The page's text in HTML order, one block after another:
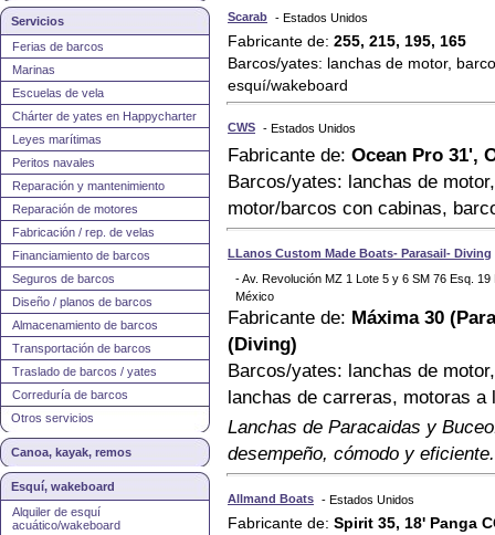
Servicios
Ferias de barcos
Marinas
Escuelas de vela
Chárter de yates en Happycharter
Leyes marítimas
Peritos navales
Reparación y mantenimiento
Reparación de motores
Fabricación / rep. de velas
Financiamiento de barcos
Seguros de barcos
Diseño / planos de barcos
Almacenamiento de barcos
Transportación de barcos
Traslado de barcos / yates
Correduría de barcos
Otros servicios
Canoa, kayak, remos
Esquí, wakeboard
Alquiler de esquí
acuático/wakeboard
Scarab - Estados Unidos
Fabricante de: 255, 215, 195, 165
Barcos/yates: lanchas de motor,
esquí/wakeboard
CWS - Estados Unidos
Fabricante de: Ocean Pro 31',
Barcos/yates: lanchas de
motor/barcos con cabinas,
LLanos Custom Made Boats- Parasail- Diving
- Av. Revolución MZ 1 Lote 5 y 6 SM 76 Esq.
México
Fabricante de: Máxima 30
(Diving)
Barcos/yates: lanchas de
lanchas de carreras, motoras
Lanchas de Paracaidas y
desempeño, cómodo y
Allmand Boats - Estados Unidos
Fabricante de: Spirit 35, 18' Panga